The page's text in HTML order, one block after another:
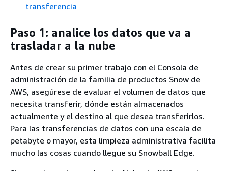
transferencia
Paso 1: analice los datos que va a
trasladar a la nube
Antes de crear su primer trabajo con el Consola de
administración de la familia de productos Snow de
AWS, asegúrese de evaluar el volumen de datos que
necesita transferir, dónde están almacenados
actualmente y el destino al que desea transferirlos.
Para las transferencias de datos con una escala de
petabyte o mayor, esta limpieza administrativa facilita
mucho las cosas cuando llegue su Snowball Edge.